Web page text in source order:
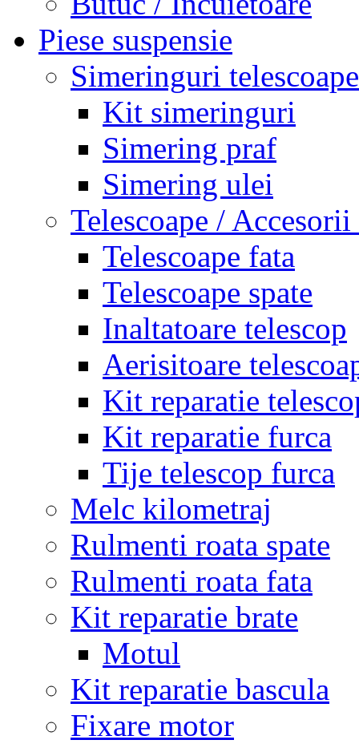
Piese suspensie
Simeringuri telescoape
Kit simeringuri
Simering praf
Simering ulei
Telescoape / Accesorii
Telescoape fata
Telescoape spate
Inaltatoare telescop
Aerisitoare
Kit reparatie
Kit reparatie furca
Tije telescop furca
Melc kilometraj
Rulmenti roata spate
Rulmenti roata fata
Kit reparatie brate
Motul
Kit reparatie bascula
Fixare motor